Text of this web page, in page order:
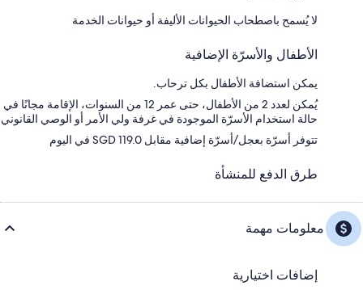
لا يُسمح باصطحاب الحيوانات الأليفة أو حيوانات الخدمة
الأطفال والأسرّة الإضافية
يمكن استضافة الأطفال بكل ترحاب.
يُمكن لعدد 2 من الأطفال، حتى عمر 12 من السنوات، الإقامة مجانًا في
حالة استخدام الأسرّة الموجودة في غرفة ولي الأمر أو الوصي القانوني
تتوفر أسرّة بعجل/أسرّة إضافية مقابل SGD 119.0 في اليوم
طرق الدفع للمنشأة
معلومات مهمة
إضافات اختيارية